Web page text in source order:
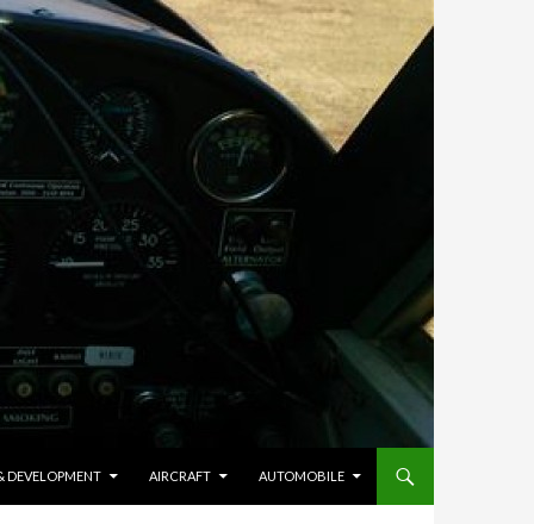
DEVELOPMENT AIRCRAFT AUTOMOBILE